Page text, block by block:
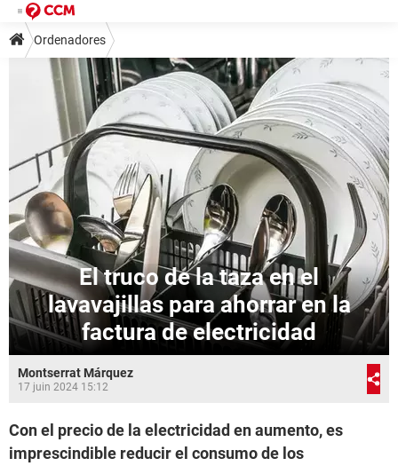
Ordenadores
El truco de la taza en el
lavavajillas para ahorrar en la
factura de electricidad
Montserrat Márquez
17 juin 2024 15:12
Con el precio de la electricidad en aumento, es
imprescindible reducir el consumo de los